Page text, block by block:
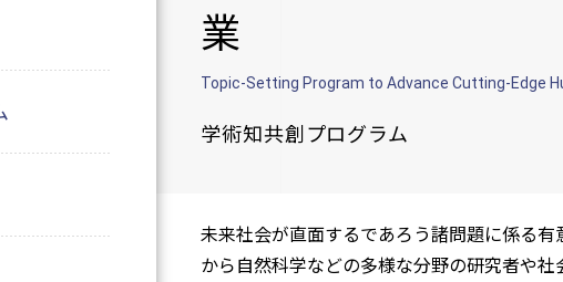
業
Topic-Setting Program to Advance Cutting-Edge
学術知共創プログラム
未来社会が直面するであろう諸問題に係る
から自然科学などの多様な分野の研究者や